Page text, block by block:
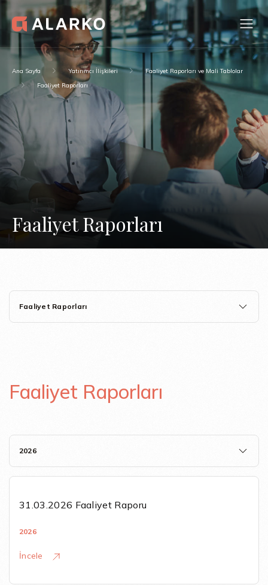
Ana Sayfa Yatırımcı İlişkileri
Faaliyet Raporları ve Mali Tablolar
Faaliyet Raporları
Faaliyet Raporları
Faaliyet Raporları
Faaliyet Raporları
2026
31.03.2026 Faaliyet Raporu
2026
İncele